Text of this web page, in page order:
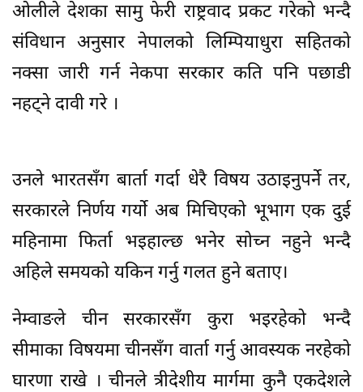
ओलीले देशका सामु फेरी राष्ट्रवाद प्रकट गरेको भन्दै
संविधान अनुसार नेपालको लिम्पियाधुरा सहितको
नक्सा जारी गर्न नेकपा सरकार कति पनि पछाडी
नहट्ने दावी गरे ।
उनले भारतसँग बार्ता गर्दा धेरै विषय उठाइनुपर्ने तर,
सरकारले निर्णय गर्यो अब मिचिएको भूभाग एक दुई
महिनामा फिर्ता भइहाल्छ भनेर सोच्न नहुने भन्दै
अहिले समयको यकिन गर्नु गलत हुने बताए।
नेम्वाङले चीन सरकारसँग कुरा भइरहेको भन्दै
सीमाका विषयमा चीनसँग वार्ता गर्नु आवस्यक नरहेको
घारणा राखे । चीनले त्रीदेशीय मार्गमा कुनै एकदेशले